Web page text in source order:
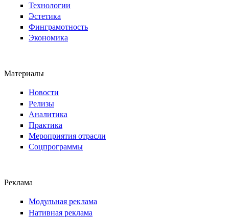
Технологии
Эстетика
Финграмотность
Экономика
Материалы
Новости
Релизы
Аналитика
Практика
Мероприятия отрасли
Соцпрограммы
Реклама
Модульная реклама
Нативная реклама